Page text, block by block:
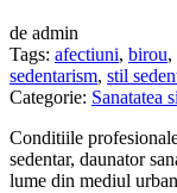
de admin
Tags: afectiuni, birou,
sedentarism, stil
Categorie: Sanatatea
Conditiile
sedentar, daunator
lume din mediul